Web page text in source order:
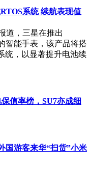
系统 续航表现值
道，三星在推出
智能手表，该产品将搭
统，以显著提升电池续
值率榜，SU7亦成细
国游客来华“扫货”小米